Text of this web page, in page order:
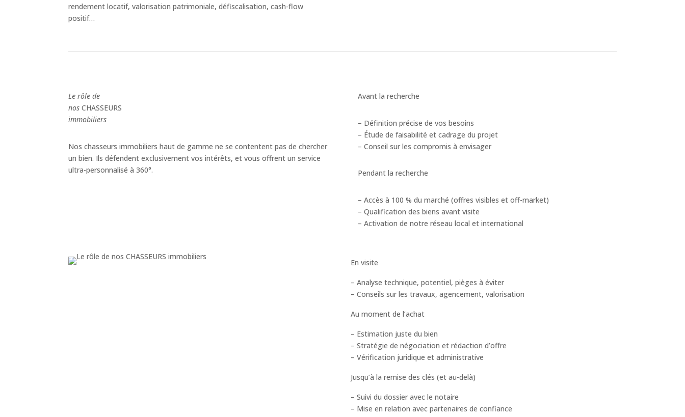
rendement locatif, valorisation patrimoniale, défiscalisation, cash-flow
positif…
Le rôle de
nos CHASSEURS
immobiliers
Nos chasseurs immobiliers haut de gamme ne se contentent pas de chercher
un bien. Ils défendent exclusivement vos intérêts, et vous offrent un service
ultra-personnalisé à 360°.
Avant la recherche
– Définition précise de vos besoins
– Étude de faisabilité et cadrage du projet
– Conseil sur les compromis à envisager
Pendant la recherche
– Accès à 100 % du marché (offres visibles et off-market)
– Qualification des biens avant visite
– Activation de notre réseau local et international
En visite
– Analyse technique, potentiel, pièges à éviter
– Conseils sur les travaux, agencement, valorisation
Au moment de l’achat
– Estimation juste du bien
– Stratégie de négociation et rédaction d’offre
– Vérification juridique et administrative
Jusqu’à la remise des clés (et au-delà)
– Suivi du dossier avec le notaire
– Mise en relation avec partenaires de confiance